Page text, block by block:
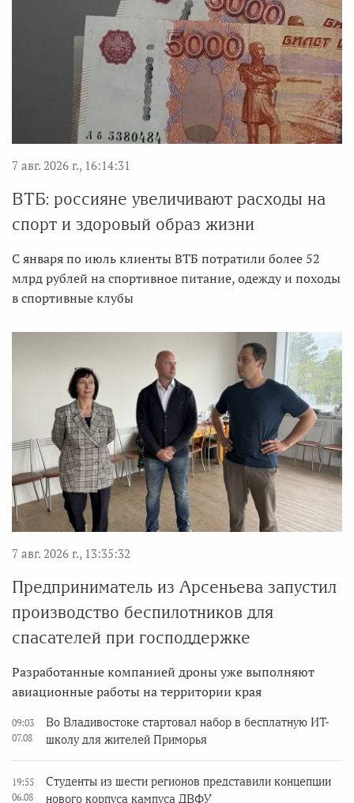
7 авг. 2026 г., 16:14:31
ВТБ: россияне увеличивают расходы на
спорт и здоровый образ жизни
С января по июль клиенты ВТБ потратили более 52
млрд рублей на спортивное питание, одежду и походы
в спортивные клубы
7 авг. 2026 г., 13:35:32
Предприниматель из Арсеньева запустил
производство беспилотников для
спасателей при господдержке
Разработанные компанией дроны уже выполняют
авиационные работы на территории края
09:03
07.08
Во Владивостоке стартовал набор в бесплатную ИТ-
школу для жителей Приморья
19:55
06.08
Студенты из шести регионов представили концепции
нового корпуса кампуса ДВФУ